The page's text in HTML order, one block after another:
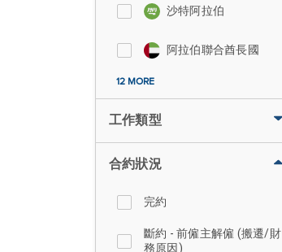
沙特阿拉伯
阿拉伯聯合酋長國
12 MORE
工作類型
合約狀況
完約
斷約 - 前僱主解僱 (搬遷/財
務原因)